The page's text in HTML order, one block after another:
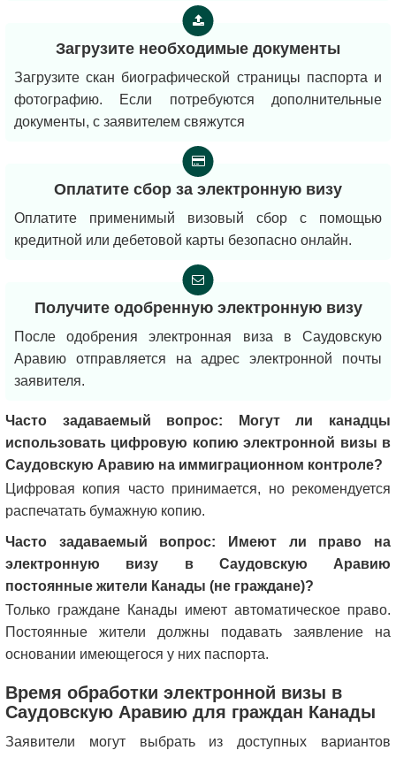
Загрузите необходимые документы
Загрузите скан биографической страницы паспорта и
фотографию. Если потребуются дополнительные
документы, с заявителем свяжутся
Оплатите сбор за электронную визу
Оплатите применимый визовый сбор с помощью
кредитной или дебетовой карты безопасно онлайн.
Получите одобренную электронную визу
После одобрения электронная виза в Саудовскую
Аравию отправляется на адрес электронной почты
заявителя.
Часто задаваемый вопрос: Могут ли канадцы
использовать цифровую копию электронной визы в
Саудовскую Аравию на иммиграционном контроле?
Цифровая копия часто принимается, но рекомендуется
распечатать бумажную копию.
Часто задаваемый вопрос: Имеют ли право на
электронную визу в Саудовскую Аравию
постоянные жители Канады (не граждане)?
Только граждане Канады имеют автоматическое право.
Постоянные жители должны подавать заявление на
основании имеющегося у них паспорта.
Время обработки электронной визы в
Саудовскую Аравию для граждан Канады
Заявители могут выбрать из доступных вариантов